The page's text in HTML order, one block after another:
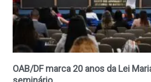
OAB/DF marca 20 anos da Lei